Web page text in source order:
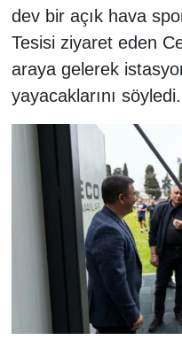
dev bir açık hava
Tesisi ziyaret eden
araya gelerek
yayacaklarını söyledi.